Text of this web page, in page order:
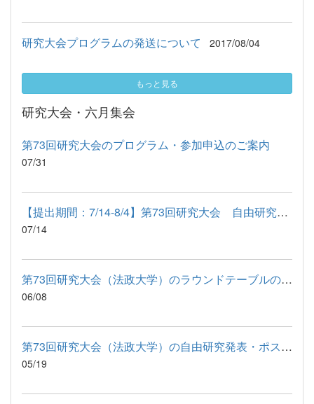
研究大会プログラムの発送について 2017/08/04
もっと見る
研究大会・六月集会
第73回研究大会のプログラム・参加申込のご案内
07/31
【提出期間：7/14-8/4】第73回研究大会 自由研究発表・ポスター...
07/14
第73回研究大会（法政大学）のラウンドテーブルの募集（期間：202...
06/08
第73回研究大会（法政大学）の自由研究発表・ポスターセッション...
05/19